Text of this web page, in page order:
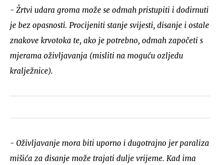
- Žrtvi udara groma može se odmah pristupiti i dodirnuti
je bez opasnosti. Procijeniti stanje svijesti, disanje i ostale
znakove krvotoka te, ako je potrebno, odmah započeti s
mjerama oživljavanja (misliti na moguću ozljedu
kralježnice).
- Oživljavanje mora biti uporno i dugotrajno jer paraliza
mišića za disanje može trajati dulje vrijeme. Kad ima